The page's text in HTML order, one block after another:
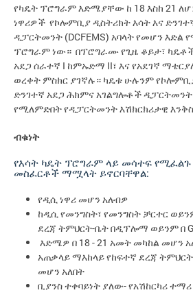
የካዴት ፕሮግራም እድሜያቸው ከ 18 እስከ 21
ነዋሪዎች የኮሎምቢያ ዲስትሪክት እሳት እና
ዲፓርትመንት (DCFEMS) አባላት የመሆን እድል
ፕሮግራም ነው። በፕሮግራሙ የጊዜ ቆይታ፣ ካዴቶች
አደጋ ሰራተኛ I ከምኡድማ II፣ እና የአደገኛ
ወረቀት ምስክር ያገኛሉ። ካዴቱ ሁሉንም
ድንገተኛ አደጋ ሕክምና አገልግሎቶች
የሚለምድበት የዲፓርትመንት እሽክርክሪታዊ
ብቁነት
የእሳት ካዴት ፕሮግራም ላይ መሳተፍ
መስፈርቶች ማሟላት ይኖርባቸዋል:
የዲሲ ነዋሪ መሆን አለብዎ
ከዲሲ የመንግስት፣ የመንግስት ቻርተር
ደረጃ ትምህርት-ቤት በዲፕሎማ ወይንም በ
እድሜዎ በ 18 - 21 አመት መካከል መሆን
አጠቃላይ ማእከላይ የከፍተኛ ደረጃ
መሆን አለበት
ቢያንስ ተቀባይነት ያለው- የአሽከርካሪ